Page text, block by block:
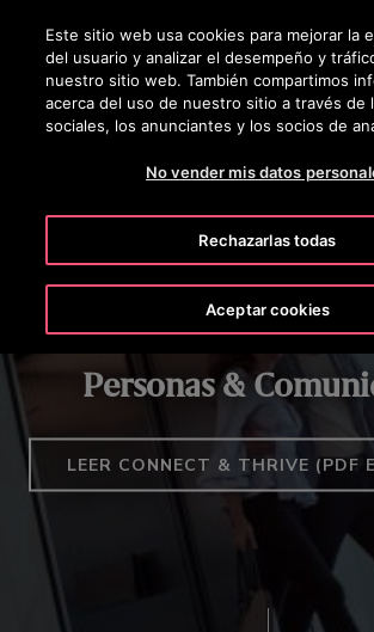
Pulse Intro para saltar al contenido
Personas &
LEER CONNECT & THRIVE (PDF
Este sitio web usa cookies para mejorar la
del usuario y analizar el desempeño y
nuestro sitio web. También compartimos
acerca del uso de nuestro sitio a través de
sociales, los anunciantes y los socios de
No vender mis datos
Rechazarlas todas
Aceptar cookies